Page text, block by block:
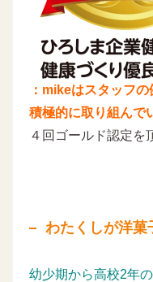
：mikeはスタッフ
積極的に取り組んで
４回ゴールド認定を
わたくしが洋菓
幼少期から高校2年